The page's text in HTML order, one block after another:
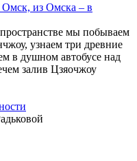
из Омска – в
мы побываем
узнаем три древние
в душном автобусе над
залив Цзяочжоу